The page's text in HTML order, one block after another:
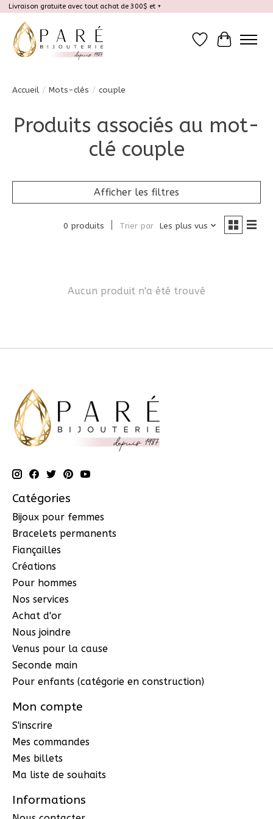
Livraison gratuite avec tout achat de 300$ et +
Liste dePanier
Accueil / Mots-clés / couple
Produits associés au mot-
clé couple
Afficher les filtres
0 produits Trier par Les plus vus
Aucun produit n'a été trouvé
Catégories
Bijoux pour femmes
Bracelets permanents
Fiançailles
Créations
Pour hommes
Nos services
Achat d'or
Nous joindre
Venus pour la cause
Seconde main
Pour enfants (catégorie en construction)
Mon compte
S'inscrire
Mes commandes
Mes billets
Ma liste de souhaits
Informations